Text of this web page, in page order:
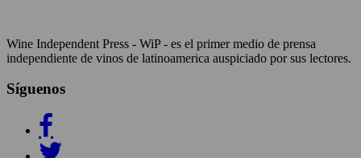
Wine Independent Press - WiP - es el primer medio de prensa
independiente de vinos de latinoamerica auspiciado por sus lectores.
Síguenos